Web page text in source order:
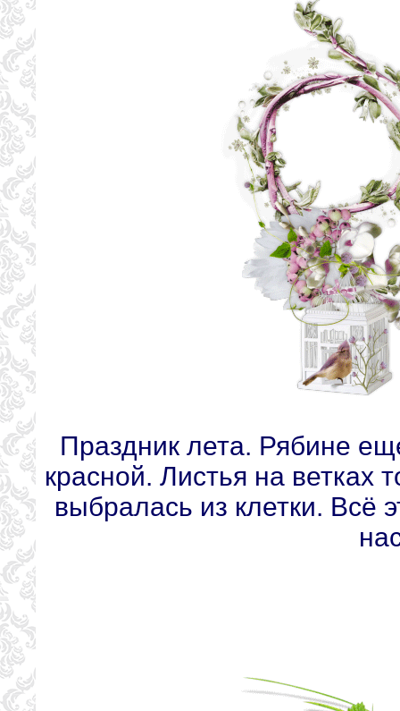
Праздник лета. Рябине
красной. Листья на ветках
выбралась из клетки. Всё